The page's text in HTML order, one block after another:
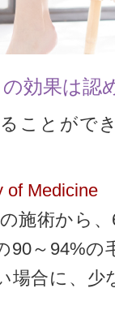
効果は認
ことがで
of Medicine
施術から
90～94%の
場合に、少